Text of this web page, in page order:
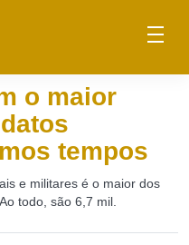
o maior
tempos
e militares é o maior dos
todo, são 6,7 mil.